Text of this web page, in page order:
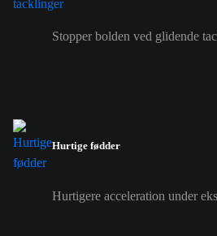
Stopper bolden ved glidende
Hurtige fødder
Hurtigere acceleration under